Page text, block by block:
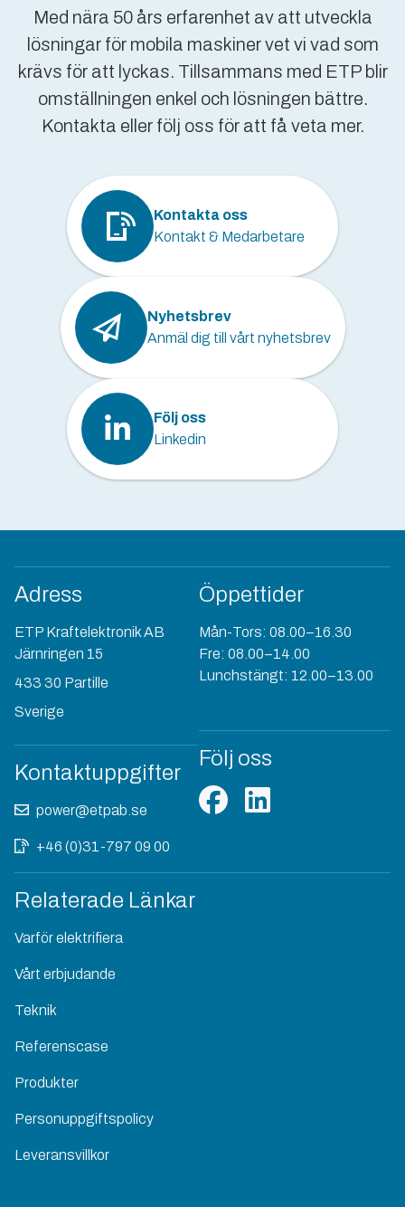
Med nära 50 års erfarenhet av att utveckla
lösningar för mobila maskiner vet vi vad som
krävs för att lyckas. Tillsammans med ETP blir
omställningen enkel och lösningen bättre.
Kontakta eller följ oss för att få veta mer.
Kontakta oss
Kontakt & Medarbetare
Nyhetsbrev
Anmäl dig till vårt nyhetsbrev
Följ oss
Linkedin
Adress
ETP Kraftelektronik AB
Järnringen 15
433 30 Partille
Sverige
Kontaktuppgifter
power@etpab.se
+46 (0)31-797 09 00
Öppettider
Mån-Tors: 08.00–16.30
Fre: 08.00–14.00
Lunchstängt: 12.00–13.00
Följ oss
Relaterade Länkar
Varför elektrifiera
Vårt erbjudande
Teknik
Referenscase
Produkter
Personuppgiftspolicy
Leveransvillkor